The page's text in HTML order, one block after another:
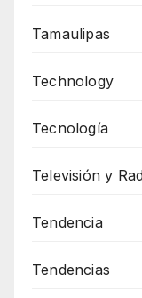
Tamaulipas
Technology
Tecnología
Televisión y
Tendencia
Tendencias